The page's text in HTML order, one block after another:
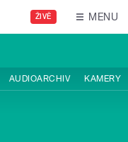
ŽIVĚ MENU
AUDIOARCHIV KAMERY